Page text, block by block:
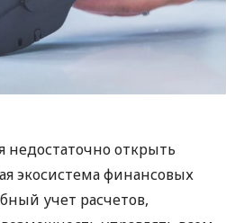
открыть
экосистема финансовых
учет расчетов,